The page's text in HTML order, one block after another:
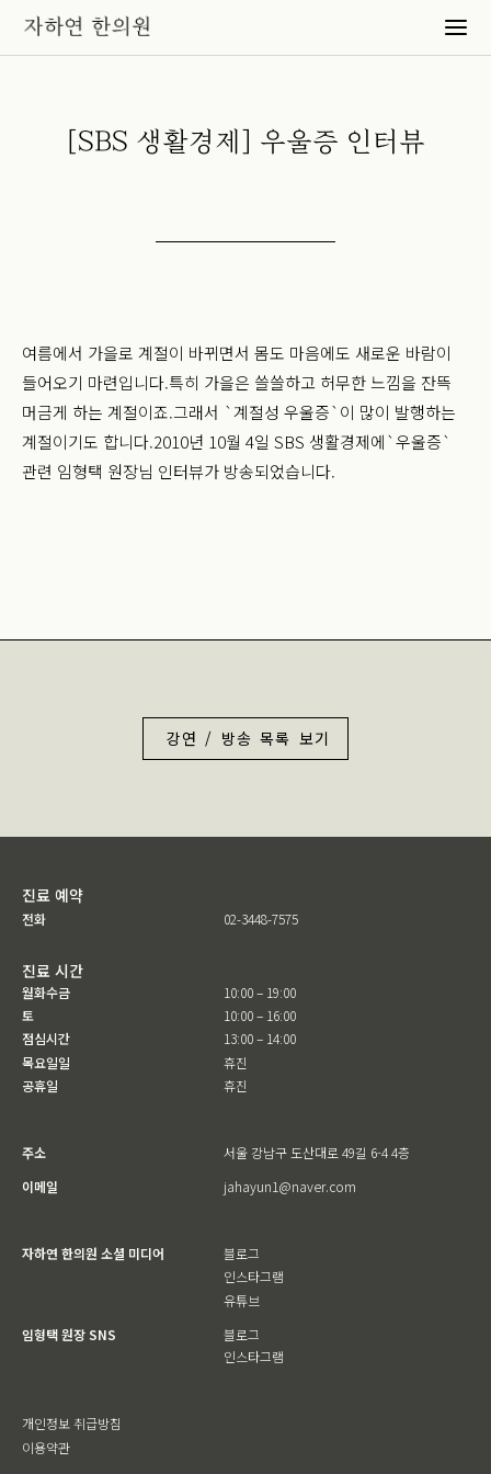
[SBS 생활경제] 우울증 인터뷰
여름에서 가을로 계절이 바뀌면서 몸도 마음에도 새로운 바람이
들어오기 마련입니다.특히 가을은 쓸쓸하고 허무한 느낌을 잔뜩
머금게 하는 계절이죠.그래서 `계절성 우울증`이 많이 발행하는
계절이기도 합니다.2010년 10월 4일 SBS 생활경제에`우울증`
관련 임형택 원장님 인터뷰가 방송되었습니다.
강연 / 방송 목록 보기
진료 예약
전화 02-3448-7575
진료 시간
월화수금
토
점심시간
목요일일
공휴일
10:00 – 19:00
10:00 – 16:00
13:00 – 14:00
휴진
휴진
주소
서울 강남구 도산대로 49길 6-4 4층
이메일
jahayun1@naver.com
자하연 한의원 소셜 미디어
블로그
인스타그램
유튜브
임형택 원장 SNS
블로그
인스타그램
개인정보 취급방침
이용약관